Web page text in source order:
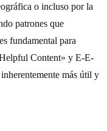
o incluso por la
patrones que
fundamental para
Content» y E-E-
más útil y